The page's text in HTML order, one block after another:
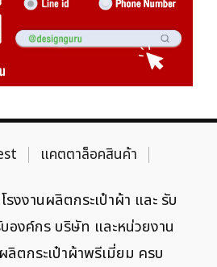
แคตตาล็อคสินค้า
โรงงานผลิตกระเป๋าผ้า และ รับ
องค์กร บริษัท และหน่วยงาน
ลิตกระเป๋าผ้าพรีเมี่ยม ครบ